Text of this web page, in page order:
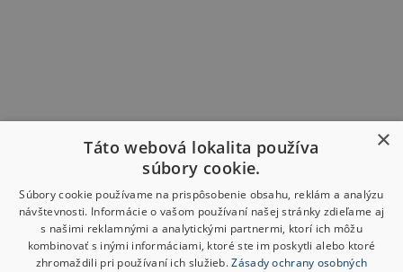
×
Táto webová lokalita používa
súbory cookie.
Súbory cookie používame na prispôsobenie obsahu, reklám a analýzu
návštevnosti. Informácie o vašom používaní našej stránky zdieľame aj
s našimi reklamnými a analytickými partnermi, ktorí ich môžu
kombinovať s inými informáciami, ktoré ste im poskytli alebo ktoré
zhromaždili pri používaní ich služieb.Zásady ochrany osobných